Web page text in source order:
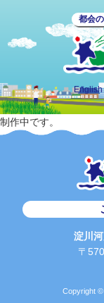
都会
English
制作中です。
淀川
〒
Copyright ©